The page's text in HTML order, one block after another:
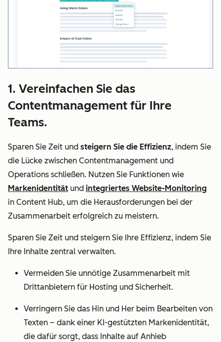
1. Vereinfachen Sie das
Contentmanagement für Ihre
Teams.
Sparen Sie Zeit und steigern Sie die Effizienz, indem Sie
die Lücke zwischen Contentmanagement und
Operations schließen. Nutzen Sie Funktionen wie
Markenidentität und integriertes Website-Monitoring
in Content Hub, um die Herausforderungen bei der
Zusammenarbeit erfolgreich zu meistern.
Sparen Sie Zeit und steigern Sie Ihre Effizienz, indem Sie
Ihre Inhalte zentral verwalten.
Vermeiden Sie unnötige Zusammenarbeit mit
Drittanbietern für Hosting und Sicherheit.
Verringern Sie das Hin und Her beim Bearbeiten von
Texten – dank einer KI-gestützten Markenidentität,
die dafür sorgt, dass Inhalte auf Anhieb